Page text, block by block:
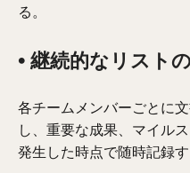
る。
• 継続的なリスト
各チームメンバーごとに
し、重要な成果、マイル
発生した時点で随時記録す